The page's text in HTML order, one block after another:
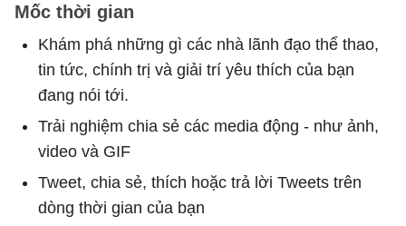
Mốc thời gian
Khám phá những gì các nhà lãnh đạo thể thao,
tin tức, chính trị và giải trí yêu thích của bạn
đang nói tới.
Trải nghiệm chia sẻ các media động - như ảnh,
video và GIF
Tweet, chia sẻ, thích hoặc trả lời Tweets trên
dòng thời gian của bạn